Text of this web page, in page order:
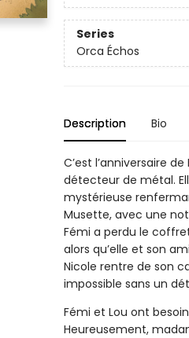
Series
Orca Échos
Description Bio
C’est l’anniversaire
détecteur de métal.
mystérieuse
Musette, avec une
Fémi a perdu le
alors qu’elle et son
Nicole rentre de son
impossible sans un
Fémi et Lou ont
Heureusement,